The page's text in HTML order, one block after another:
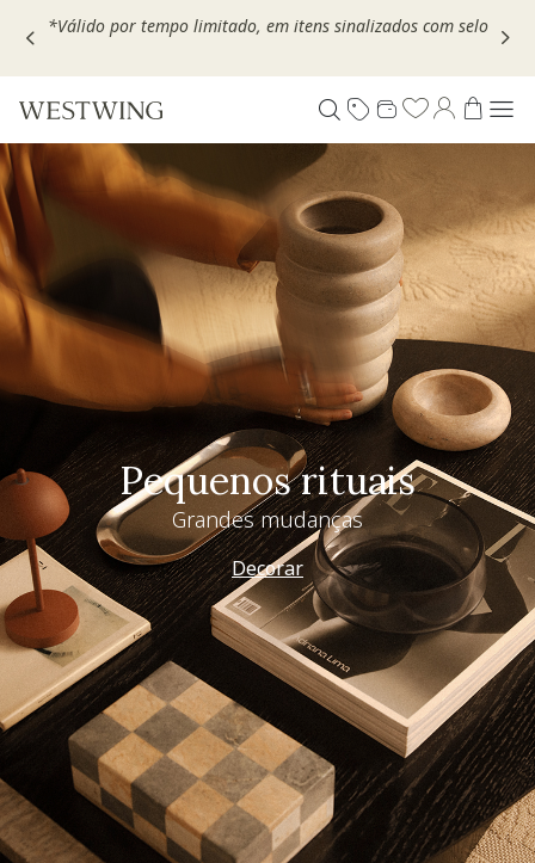
Escolha seu VOUCHER e ganhe até 30% OFF*: useMOVEL30,
Pequenos rituais
Grandes mudanças
Decorar